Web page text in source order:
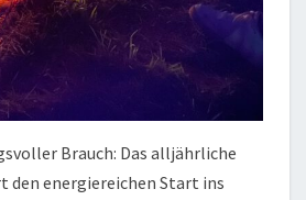
Brauch: Das alljährliche
den energiereichen Start ins